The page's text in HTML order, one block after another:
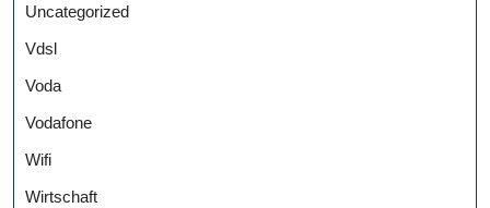
Uncategorized
Vdsl
Voda
Vodafone
Wifi
Wirtschaft